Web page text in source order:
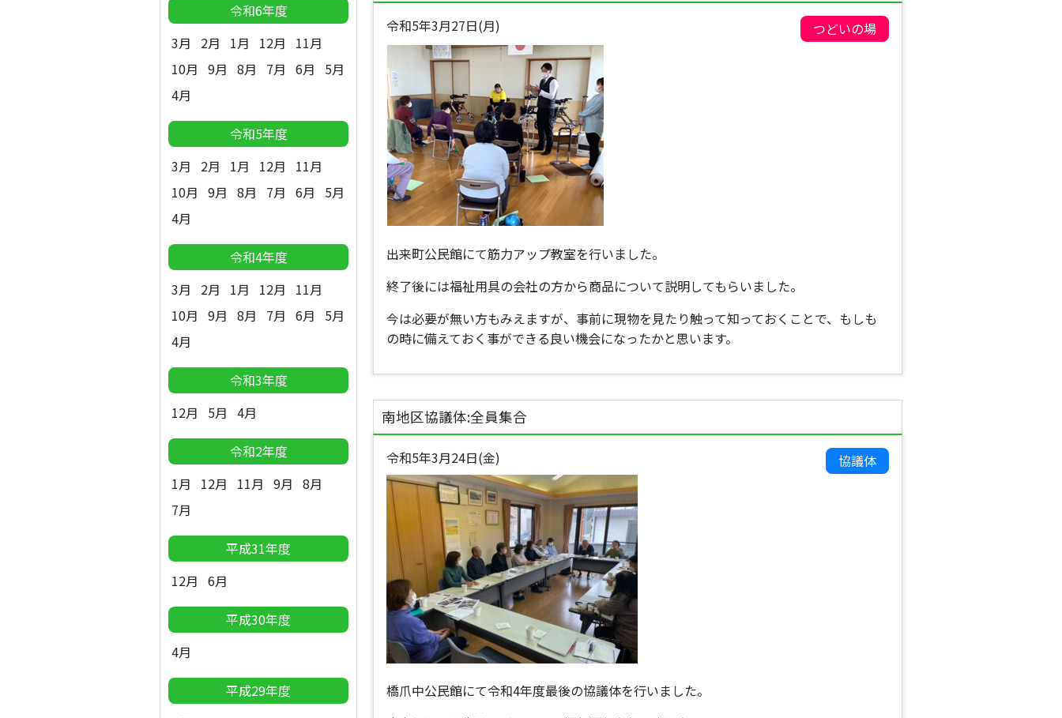
令和5年3月27日(月) つどいの場
出来町公民館にて筋力アップ教室を行いました。
終了後には福祉用具の会社の方から商品について説明してもらいました。
今は必要が無い方もみえますが、事前に現物を見たり触って知っておくことで、もしも
の時に備えておく事ができる良い機会になったかと思います。
南地区協議体:全員集合
令和5年3月24日(金) 協議体
橋爪中公民館にて令和4年度最後の協議体を行いました。
令和6年度
3月
2月 1月 12月
11月
10月 9月 8月 7月 6月
5月
4月
令和5年度
3月
2月 1月 12月
11月
10月 9月 8月 7月 6月
5月
4月
令和4年度
3月
2月 1月 12月
11月
10月 9月 8月 7月 6月
5月
4月
令和3年度
12月
5月 4月
令和2年度
1月
12月 11月 9月 8月
7月
平成31年度
12月 6月
平成30年度
4月
平成29年度